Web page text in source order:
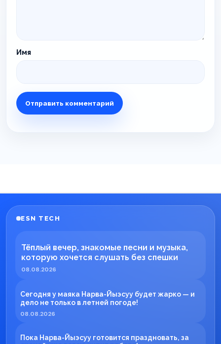
Имя
ESN TECH
Тёплый вечер, знакомые песни и музыка,
которую хочется слушать без спешки
08.08.2026
Сегодня у маяка Нарва-Йыэсуу будет жарко — и
дело не только в летней погоде!
08.08.2026
Пока Нарва-Йыэсуу готовится праздновать, за